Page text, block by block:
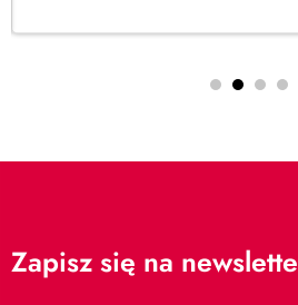
Zapisz się na